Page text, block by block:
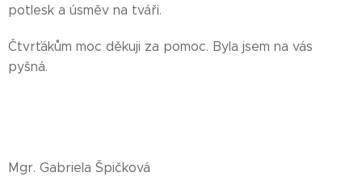
potlesk a úsměv na tváři.
Čtvrťákům moc děkuji za pomoc. Byla jsem na vás
pyšná.
Mgr. Gabriela Špičková